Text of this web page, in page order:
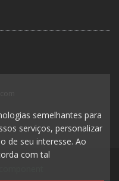
semelhantes para
serviços, personalizar
de seu interesse. Ao
com tal